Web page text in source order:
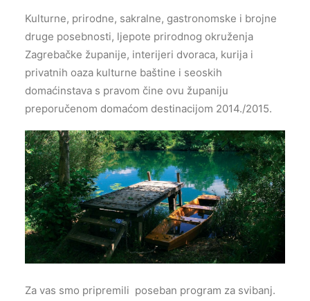
Kulturne, prirodne, sakralne, gastronomske i brojne
druge posebnosti, ljepote prirodnog okruženja
Zagrebačke županije, interijeri dvoraca, kurija i
privatnih oaza kulturne baštine i seoskih
domaćinstava s pravom čine ovu županiju
preporučenom domaćom destinacijom 2014./2015.
Za vas smo pripremili poseban program za svibanj.